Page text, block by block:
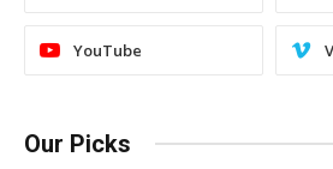
YouTube
Our Picks